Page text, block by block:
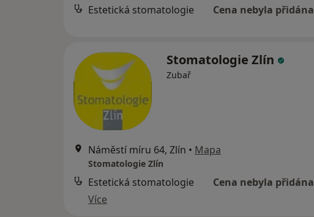
Estetická stomatologie Cena nebyla přidána
Stomatologie Zlín
Zubař
Náměstí míru 64, Zlín • Mapa
Stomatologie Zlín
Estetická stomatologie
Cena nebyla přidána
Více